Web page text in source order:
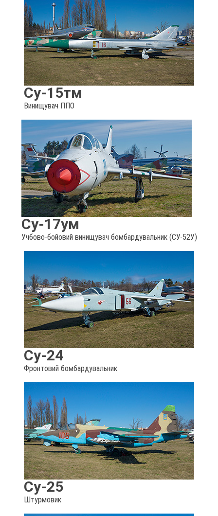
Су-15тм
Винищувач ППО
Су-17ум
Учбово-бойовий винищувач бомбардувальник (СУ-52У)
Су-24
Фронтовий бомбардувальник
Су-25
Штурмовик